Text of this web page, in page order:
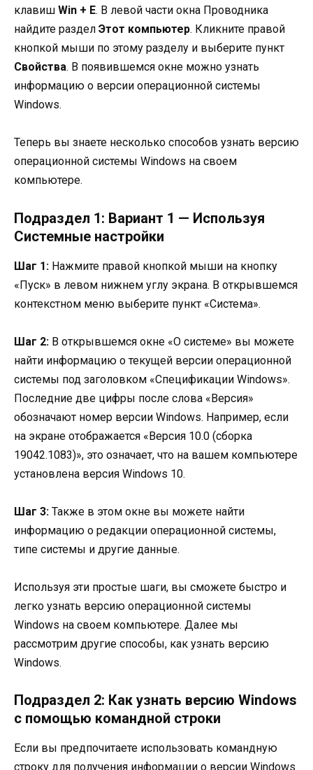
клавиш Win + E. В левой части окна Проводника
найдите раздел Этот компьютер. Кликните правой
кнопкой мыши по этому разделу и выберите пункт
Свойства. В появившемся окне можно узнать
информацию о версии операционной системы
Windows.
Теперь вы знаете несколько способов узнать версию
операционной системы Windows на своем
компьютере.
Подраздел 1: Вариант 1 — Используя
Системные настройки
Шаг 1: Нажмите правой кнопкой мыши на кнопку
«Пуск» в левом нижнем углу экрана. В открывшемся
контекстном меню выберите пункт «Система».
Шаг 2: В открывшемся окне «О системе» вы можете
найти информацию о текущей версии операционной
системы под заголовком «Спецификации Windows».
Последние две цифры после слова «Версия»
обозначают номер версии Windows. Например, если
на экране отображается «Версия 10.0 (сборка
19042.1083)», это означает, что на вашем компьютере
установлена версия Windows 10.
Шаг 3: Также в этом окне вы можете найти
информацию о редакции операционной системы,
типе системы и другие данные.
Используя эти простые шаги, вы сможете быстро и
легко узнать версию операционной системы
Windows на своем компьютере. Далее мы
рассмотрим другие способы, как узнать версию
Windows.
Подраздел 2: Как узнать версию Windows
с помощью командной строки
Если вы предпочитаете использовать командную
строку для получения информации о версии Windows